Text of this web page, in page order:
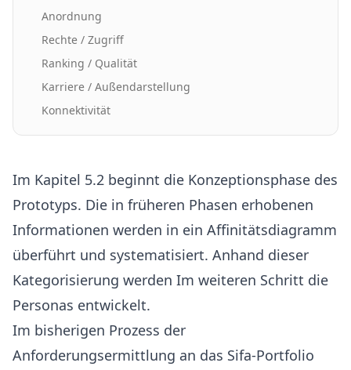
Anordnung
Rechte / Zugriff
Ranking / Qualität
Karriere / Außendarstellung
Konnektivität
Im Kapitel 5.2 beginnt die Konzeptionsphase des
Prototyps. Die in früheren Phasen erhobenen
Informationen werden in ein Affinitätsdiagramm
überführt und systematisiert. Anhand dieser
Kategorisierung werden Im weiteren Schritt die
Personas entwickelt.
Im bisherigen Prozess der
Anforderungsermittlung an das Sifa-Portfolio